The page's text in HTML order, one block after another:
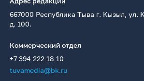
667000 Республика Тыва г. Кызыл, ул.
д. 100.
Коммерческий отдел
+7 394 222 18 10
tuvamedia@bk.ru